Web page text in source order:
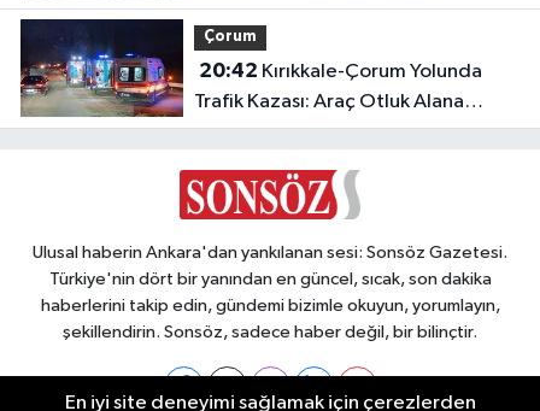
Yalanlama
Çorum
20:42
Trafik Kazası: Araç Otluk Alana
Devrildi, Yaralılar Var!
Ulusal haberin Ankara'dan yankılanan sesi: Sonsöz Gazetesi.
Türkiye'nin dört bir yanından en güncel, sıcak, son dakika
haberlerini takip edin, gündemi bizimle okuyun, yorumlayın,
şekillendirin. Sonsöz, sadece haber değil, bir bilinçtir.
En iyi site deneyimi sağlamak için çerezlerden